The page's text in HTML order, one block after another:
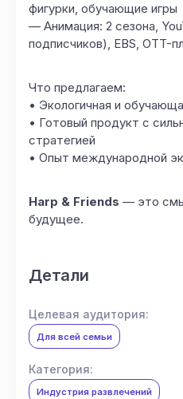
фигурки, обучающие игры
— Анимация: 2 сезона,
подписчиков), EBS, OTT-
Что предлагаем:
• Экологичная и
• Готовый продукт с
стратегией
• Опыт международной
Harp & Friends — это
будущее.
Детали
Целевая аудитория:
Для всей семьи
Категория:
Индустрия развлечений